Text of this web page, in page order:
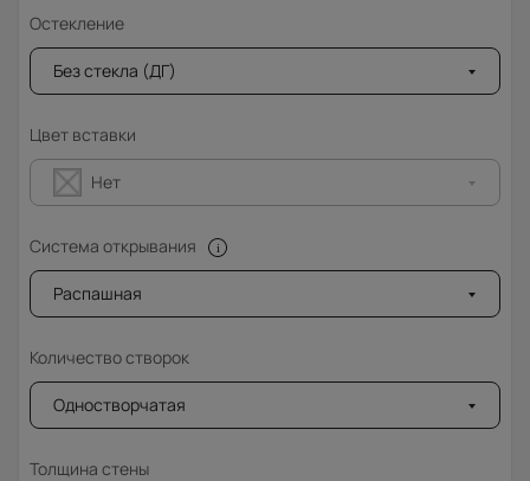
Остекление
Без стекла (ДГ)
Цвет вставки
Нет
Система открывания
Распашная
Количество створок
Одностворчатая
Толщина стены